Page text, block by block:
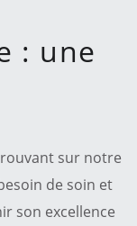
: une
sur notre
de soin et
son excellence